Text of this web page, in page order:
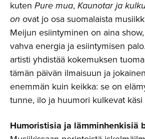
kuten Pure mua, Kaunotar ja
on ovat jo osa suomalaista
Meijun esiintyminen on aina
vahva energia ja esiintymisen
artisti yhdistää kokemuksen
tämän päivän ilmaisuun ja
enemmän kuin keikka: se on
tunne, ilo ja huumori kulkevat käsi
Humoristisia ja lämminhenkisiä